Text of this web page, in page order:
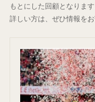
もとにした回顧となりま
詳しい方は、ぜひ情報を